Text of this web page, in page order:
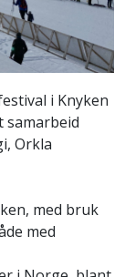
i Knyken
samarbeid
Orkla
med bruk
med